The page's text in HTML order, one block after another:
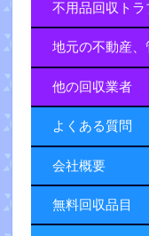
不用品回収トラ
地元の不動産、
他の回収業者
よくある質問
会社概要
無料回収品目